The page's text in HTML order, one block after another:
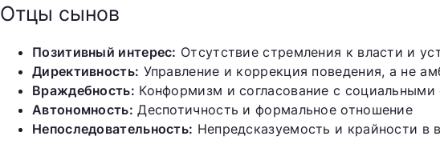
Отцы сынов
Позитивный интерес: Отсутствие стремления к власти и
Директивность: Управление и коррекция поведения, а не
Враждебность: Конформизм и согласование с
Автономность: Деспотичность и формальное отношение
Непоследовательность: Непредсказуемость и крайности в